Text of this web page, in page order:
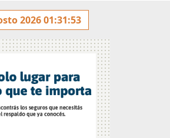
pública a través de una
2026 01:31:53